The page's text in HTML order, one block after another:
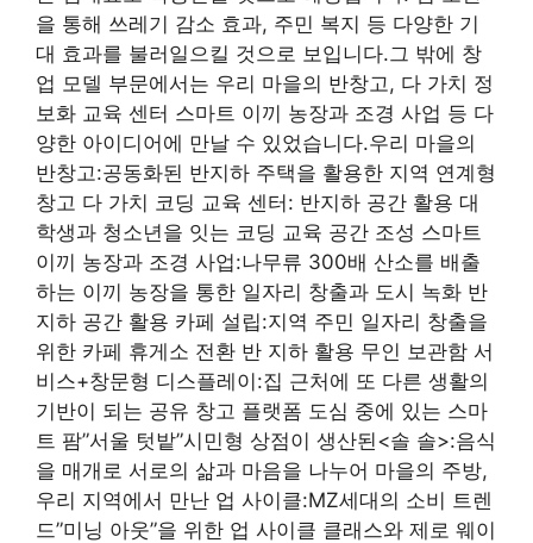
을 통해 쓰레기 감소 효과, 주민 복지 등 다양한 기
대 효과를 불러일으킬 것으로 보입니다.그 밖에 창
업 모델 부문에서는 우리 마을의 반창고, 다 가치 정
보화 교육 센터 스마트 이끼 농장과 조경 사업 등 다
양한 아이디어에 만날 수 있었습니다.우리 마을의
반창고:공동화된 반지하 주택을 활용한 지역 연계형
창고 다 가치 코딩 교육 센터: 반지하 공간 활용 대
학생과 청소년을 잇는 코딩 교육 공간 조성 스마트
이끼 농장과 조경 사업:나무류 300배 산소를 배출
하는 이끼 농장을 통한 일자리 창출과 도시 녹화 반
지하 공간 활용 카페 설립:지역 주민 일자리 창출을
위한 카페 휴게소 전환 반 지하 활용 무인 보관함 서
비스+창문형 디스플레이:집 근처에 또 다른 생활의
기반이 되는 공유 창고 플랫폼 도심 중에 있는 스마
트 팜”서울 텃밭”시민형 상점이 생산된<솔 솔>:음식
을 매개로 서로의 삶과 마음을 나누어 마을의 주방,
우리 지역에서 만난 업 사이클:MZ세대의 소비 트렌
드”미닝 아웃”을 위한 업 사이클 클래스와 제로 웨이